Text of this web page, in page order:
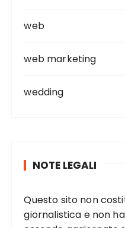
web
web marketing
wedding
NOTE LEGALI
Questo sito non
giornalistica e non